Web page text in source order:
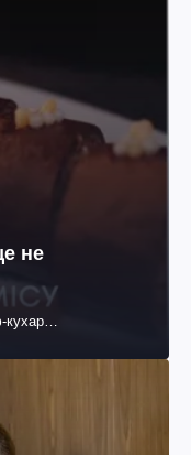
не
кухар